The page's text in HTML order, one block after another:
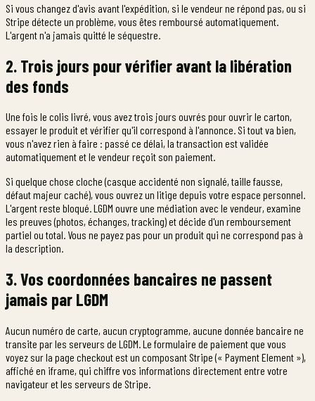
Si vous changez d'avis avant l'expédition, si le vendeur ne répond pas, ou si
Stripe détecte un problème, vous êtes remboursé automatiquement.
L'argent n'a jamais quitté le séquestre.
2. Trois jours pour vérifier avant la libération
des fonds
Une fois le colis livré, vous avez trois jours ouvrés pour ouvrir le carton,
essayer le produit et vérifier qu'il correspond à l'annonce. Si tout va bien,
vous n'avez rien à faire : passé ce délai, la transaction est validée
automatiquement et le vendeur reçoit son paiement.
Si quelque chose cloche (casque accidenté non signalé, taille fausse,
défaut majeur caché), vous ouvrez un litige depuis votre espace personnel.
L'argent reste bloqué. LGDM ouvre une médiation avec le vendeur, examine
les preuves (photos, échanges, tracking) et décide d'un remboursement
partiel ou total. Vous ne payez pas pour un produit qui ne correspond pas à
la description.
3. Vos coordonnées bancaires ne passent
jamais par LGDM
Aucun numéro de carte, aucun cryptogramme, aucune donnée bancaire ne
transite par les serveurs de LGDM. Le formulaire de paiement que vous
voyez sur la page checkout est un composant Stripe (« Payment Element »),
affiché en iframe, qui chiffre vos informations directement entre votre
navigateur et les serveurs de Stripe.